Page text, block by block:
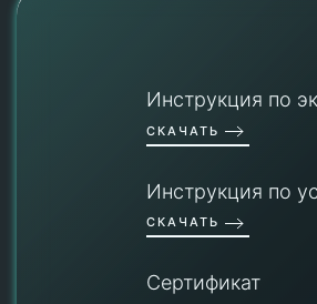
Инструкция по
СКАЧАТЬ
Инструкция по
СКАЧАТЬ
Сертификат